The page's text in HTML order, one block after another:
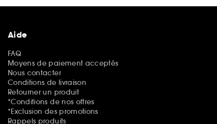
Aide
FAQ
Moyens de paiement acceptés
Nous contacter
Conditions de livraison
Retourner un produit
*Conditions de nos offres
*Exclusion des promotions
Rappels produits